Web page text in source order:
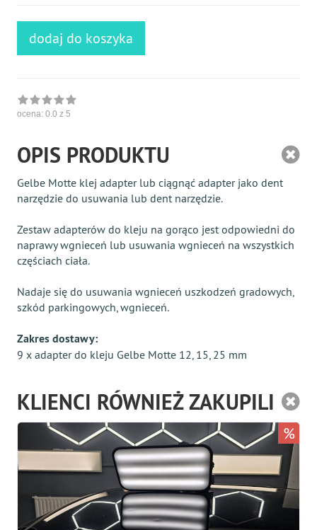
dodaj do koszyka
ocena: 0.0 z 5
OPIS PRODUKTU
Gelbe Motte klej adapter lub ciągnąć adapter jako dent
narzędzie do usuwania lub dent narzędzie.
Zestaw adapterów do kleju na gorąco jest odpowiedni do
naprawy wgnieceń lub usuwania wgnieceń na wszystkich
częściach ciała.
Nadaje się do usuwania wgnieceń uszkodzeń gradowych,
szkód parkingowych, wgnieceń.
Zakres dostawy:
9 x adapter do kleju Gelbe Motte 12, 15, 25 mm
KLIENCI RÓWNIEŻ ZAKUPILI
%